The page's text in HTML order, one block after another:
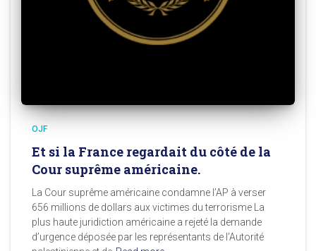
OJF
Et si la France regardait du côté de la
Cour suprême américaine.
La Cour suprême américaine condamne l’AP à verser
656 millions de dollars aux victimes du terrorisme La
plus haute juridiction américaine a rejeté la demande
d’urgence déposée par les représentants de l’Autorité